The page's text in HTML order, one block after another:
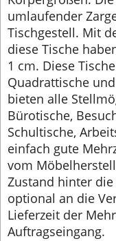
umlaufender
Tischgestell. Mit
diese Tische
1 cm. Diese
Quadrattische
bieten alle
Bürotische,
Schultische,
einfach gute
vom
Zustand hinter
optional an die
Lieferzeit der
Auftragseingang.